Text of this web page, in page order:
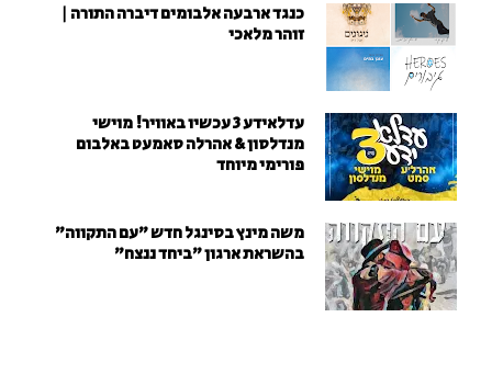
כנגד ארבעה אלבומים דיברה התורה |
זוהר מלאכי
עדלאידע 3 עכשיו באוויר! מוישי
מנדלסון & אהרלה סאמעט באלבום
פורימי מיוחד
משה מינץ בסינגל חדש ״עם התקווה״
בהשראת ארגון "ביחד ננצח"